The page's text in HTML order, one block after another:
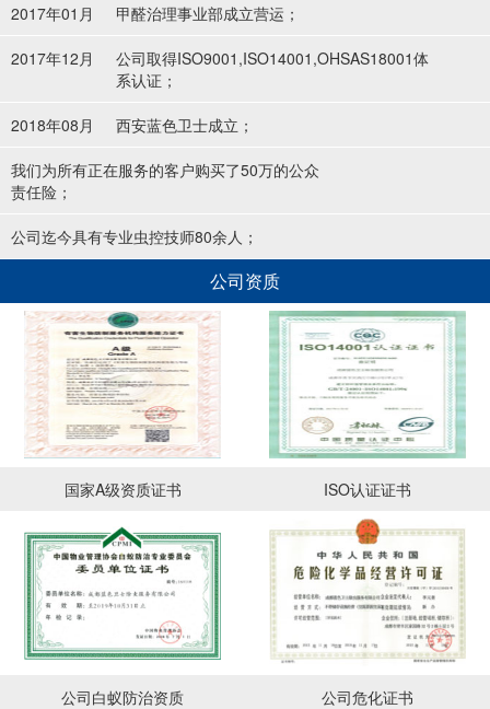
2017年01月 甲醛治理事业部成立营运；
2017年12月
公司取得ISO9001,ISO14001,OHSAS18001体
系认证；
2018年08月 西安蓝色卫士成立；
我们为所有正在服务的客户购买了50万的公众
责任险；
公司迄今具有专业虫控技师80余人；
公司资质
国家A级资质证书 ISO认证证书
公司白蚁防治资质 公司危化证书